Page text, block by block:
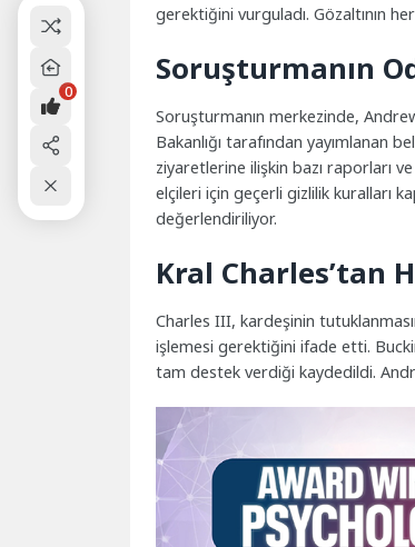
gerektiğini vurguladı. Gözaltının
Soruşturmanın
Soruşturmanın merkezinde,
Bakanlığı tarafından yayımlanan
ziyaretlerine ilişkin bazı raporları
elçileri için geçerli gizlilik kuralları
değerlendiriliyor.
Kral Charles’tan
Charles III, kardeşinin
işlemesi gerektiğini ifade etti.
tam destek verdiği kaydedildi.
0